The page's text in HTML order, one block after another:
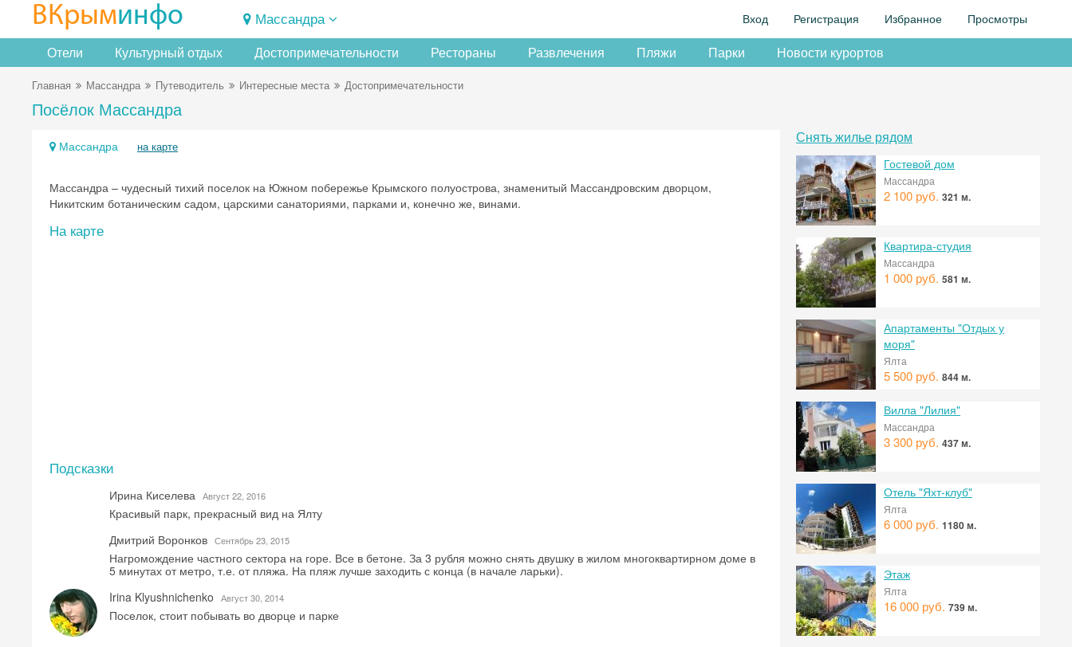
ВКрыминфо Массандра Вход Регистрация Избранное Просмотры
Отели Культурный отдых Достопримечательности Рестораны Развлечения Пляжи Парки Новости курортов
Главная Массандра Путеводитель Интересные места Достопримечательности
Посёлок Массандра
Массандра на карте
Массандра – чудесный тихий поселок на Южном побережье Крымского полуострова, знаменитый Массандровским дворцом,
Никитским ботаническим садом, царскими санаториями, парками и, конечно же, винами.
На карте
Подсказки
Ирина Киселева Август 22, 2016
Красивый парк, прекрасный вид на Ялту
Дмитрий Воронков Сентябрь 23, 2015
Нагромождение частного сектора на горе. Все в бетоне. За 3 рубля можно снять двушку в жилом многоквартирном доме в
5 минутах от метро, т.е. от пляжа. На пляж лучше заходить с конца (в начале ларьки).
Irina Klyushnichenko
Август 30, 2014
Поселок, стоит побывать во дворце и парке
Снять жилье рядом
Гостевой дом
Массандра
2 100 руб. 321 м.
Квартира-студия
Массандра
1 000 руб. 581 м.
Апартаменты "Отдых у
моря"
Ялта
5 500 руб. 844 м.
Вилла "Лилия"
Массандра
3 300 руб. 437 м.
Отель "Яхт-клуб"
Ялта
6 000 руб. 1180 м.
Этаж
Ялта
16 000 руб. 739 м.